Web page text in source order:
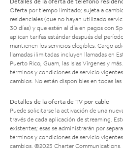
Oferta por tiempo limitado; sujeta a
residenciales (que no hayan utilizado
30 días) y que estén al día en pagos con
aplican tarifas estándar después del
mantienen los servicios elegibles. Cargo
llamadas ilimitadas incluyen llamadas en
Puerto Rico, Guam, las Islas Vírgenes y
términos y condiciones de servicio
cambios. No están disponibles en todas las
Detalles de la oferta de TV por cable
Puede solicitarse la activación de una
través de cada aplicación de streaming.
existentes; esas se administrarán por
términos y condiciones de servicio
cambios. ©2025 Charter Communications.